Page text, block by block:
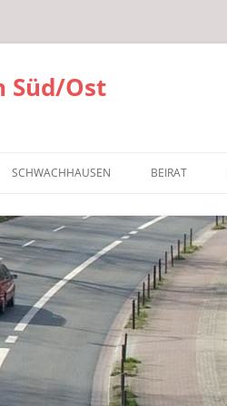
Süd/Ost
SCHWACHHAUSEN BEIRAT